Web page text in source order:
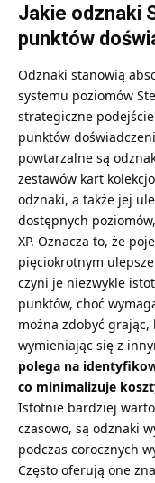
Jakie odznaki
punktów
Odznaki stanowią
systemu poziomów
strategiczne
punktów
powtarzalne są
zestawów kart
odznaki, a także jej
dostępnych
XP. Oznacza to, że
pięciokrotnym
czyni je niezwykle
punktów, choć
można zdobyć grając,
wymieniając się z
polega na
co minimalizuje
Istotnie bardziej
czasowo, są odznaki
podczas corocznych
Często oferują one